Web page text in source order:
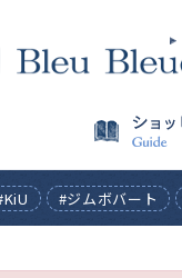
#ジムボバート